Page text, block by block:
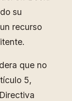
su
recurso
que no
5,